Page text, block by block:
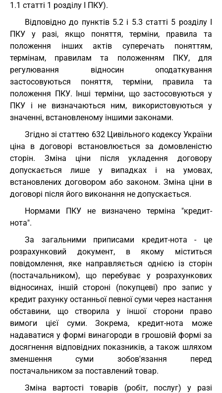
1.1 статті 1 розділу I ПКУ).
Відповідно до пунктів 5.2 і 5.3 статті 5 розділу I
ПКУ у разі, якщо поняття, терміни, правила та
положення інших актів суперечать поняттям,
термінам, правилам та положенням ПКУ, для
регулювання відносин оподаткування
застосовуються поняття, терміни, правила та
положення ПКУ. Інші терміни, що застосовуються у
ПКУ і не визначаються ним, використовуються у
значенні, встановленому іншими законами.
Згідно зі статтею 632 Цивільного кодексу України
ціна в договорі встановлюється за домовленістю
сторін. Зміна ціни після укладення договору
допускається лише у випадках і на умовах,
встановлених договором або законом. Зміна ціни в
договорі після його виконання не допускається.
Нормами ПКУ не визначено терміна "кредит-
нота".
За загальними приписами кредит-нота - це
розрахунковий документ, в якому міститься
повідомлення, яке направляється однією із сторін
(постачальником), що перебуває у розрахункових
відносинах, іншій стороні (покупцеві) про запис у
кредит рахунку останньої певної суми через настання
обставини, що створила у іншої сторони право
вимоги цієї суми. Зокрема, кредит-нота може
надаватися у формі винагороди в грошовій формі за
досягнення відповідних показників, а також шляхом
зменшення суми зобов'язання перед
постачальником за поставлений товар.
Зміна вартості товарів (робіт, послуг) у разі